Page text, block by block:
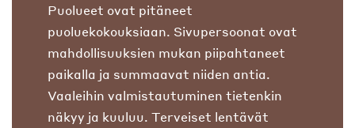
Puolueet ovat pitäneet
puoluekokouksiaan. Sivupersoonat ovat
mahdollisuuksien mukan piipahtaneet
paikalla ja summaavat niiden antia.
Vaaleihin valmistautuminen tietenkin
näkyy ja kuuluu. Terveiset lentävät